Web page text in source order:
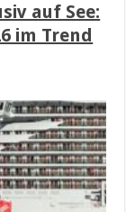
auf See:
im Trend